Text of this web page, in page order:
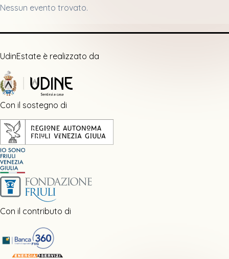
Nessun evento trovato.
UdinEstate è realizzato da
Con il sostegno di
Con il contributo di